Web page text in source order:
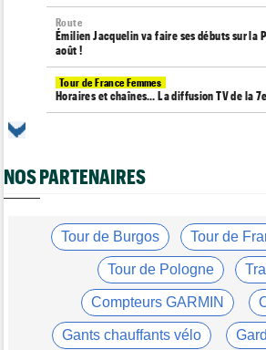
Route
Émilien Jacquelin va faire ses débuts sur la
août !
Tour de France Femmes
Horaires et chaînes… La diffusion TV de la
Transfert
Jakobsen réagit à son transfert : "J'ai encore
Puck Pieterse : "Je vise le maillot à pois..."
Tour de France Femmes
Marlen Reusser, maillot jaune : "Le Mont
Agenda
Le Tour Femmes, Pologne, Burgos… le
semaine
NOS PARTENAIRES
Tour de Burgos Tour de
Tour de Pologne
Compteurs GARMIN
Gants chauffants vélo